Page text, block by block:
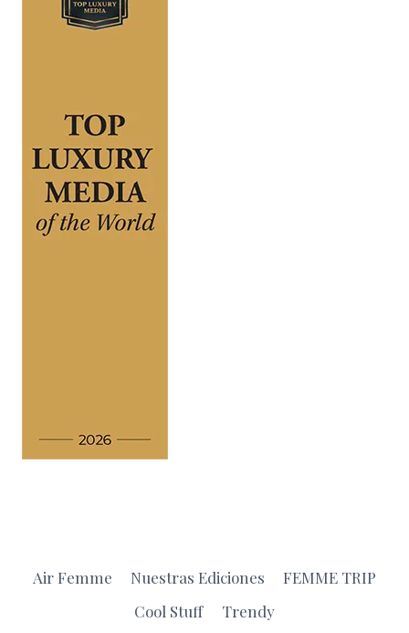
Air Femme Nuestras Ediciones
FEMME TRIP
Cool Stuff
Trendy